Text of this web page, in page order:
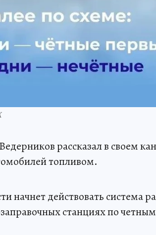
рассказал в своем
топливом.
начнет действовать система
станциях по